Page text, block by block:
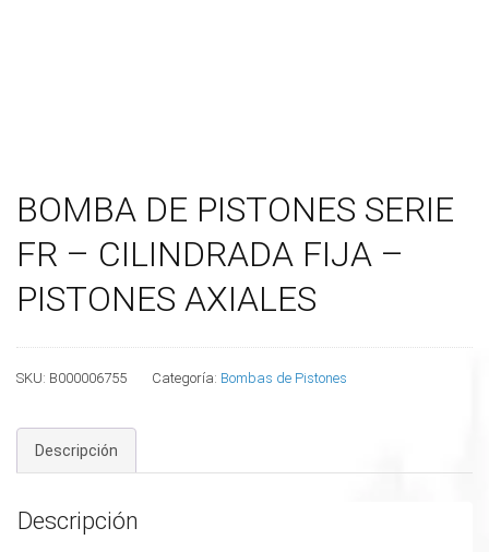
BOMBA DE PISTONES SERIE
FR – CILINDRADA FIJA –
PISTONES AXIALES
SKU: B000006755 Categoría: Bombas de Pistones
Descripción
Descripción